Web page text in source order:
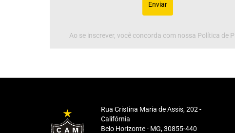
Enviar
Ao se inscrever, você concorda com nossa Política de
Rua Cristina Maria de Assis, 202 -
Califórnia
Belo Horizonte - MG, 30855-440